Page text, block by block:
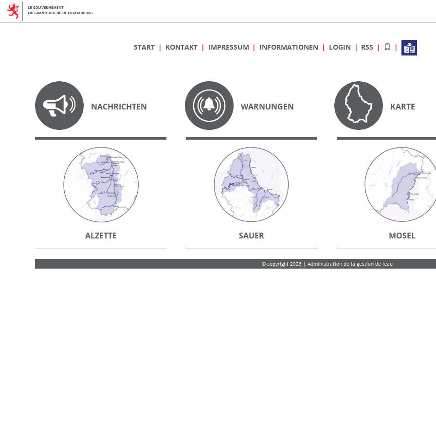
START KONTAKT IMPRESSUM INFORMATIONEN LOGIN RSS
NACHRICHTEN WARNUNGEN KARTE
ALZETTE SAUER MOSEL
© copyright 2026 | Administration de la gestion de leau